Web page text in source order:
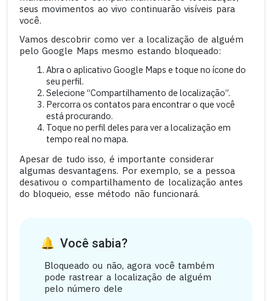
seus movimentos ao vivo continuarão visíveis para
você.
Vamos descobrir como ver a localização de alguém
pelo Google Maps mesmo estando bloqueado:
Abra o aplicativo Google Maps e toque no ícone do
seu perfil.
Selecione “Compartilhamento de localização”.
Percorra os contatos para encontrar o que você
está procurando.
Toque no perfil deles para ver a localização em
tempo real no mapa.
Apesar de tudo isso, é importante considerar
algumas desvantagens. Por exemplo, se a pessoa
desativou o compartilhamento de localização antes
do bloqueio, esse método não funcionará.
Você sabia?
Bloqueado ou não, agora você também
pode rastrear a localização de alguém
pelo número dele